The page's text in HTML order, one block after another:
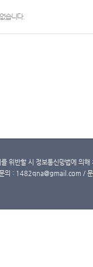
습니다.
위반할 시 정보통신망법에 의
문의 : 1482qna@gmail.com /